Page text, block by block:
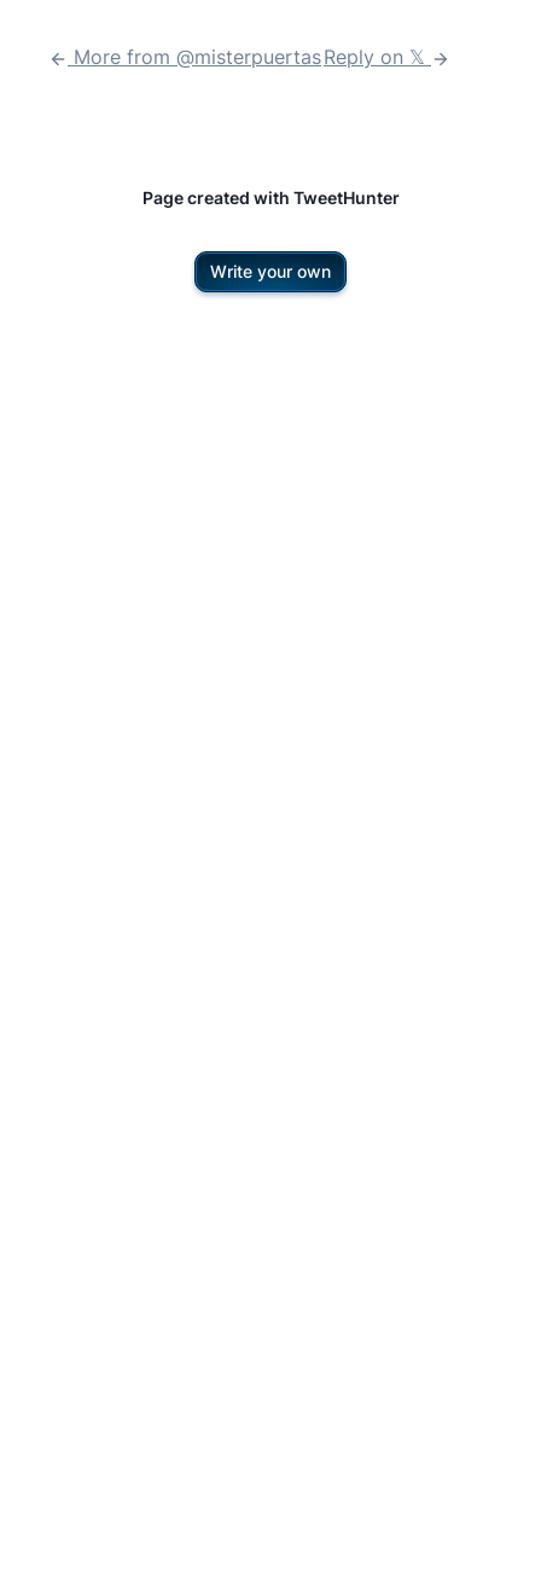
More from @misterpuertasReply on 𝕏
Page created with TweetHunter
Write your own